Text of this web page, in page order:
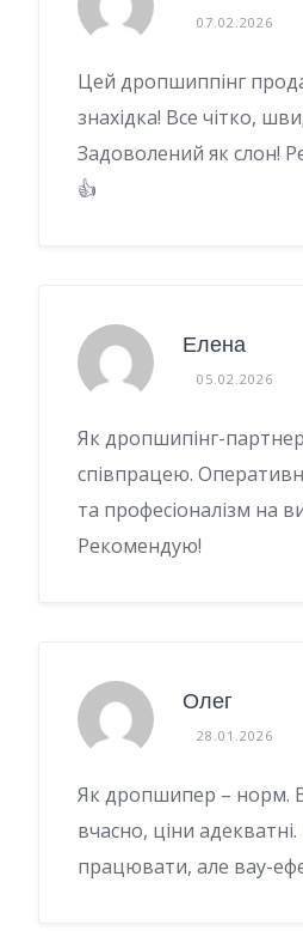
07.02.2026
Цей дропшиппінг
знахідка! Все чітко,
Задоволений як слон!
👍
Елена
05.02.2026
Як дропшипінг-
співпрацею.
та професіоналізм на
Рекомендую!
Олег
28.01.2026
Як дропшипер – норм.
вчасно, ціни
працювати, але вау-